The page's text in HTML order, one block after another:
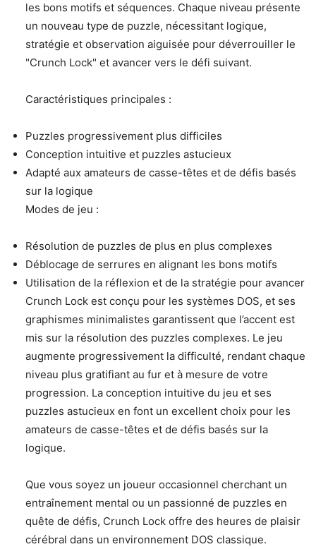
les bons motifs et séquences. Chaque niveau présente
un nouveau type de puzzle, nécessitant logique,
stratégie et observation aiguisée pour déverrouiller le
"Crunch Lock" et avancer vers le défi suivant.
Caractéristiques principales :
Puzzles progressivement plus difficiles
Conception intuitive et puzzles astucieux
Adapté aux amateurs de casse-têtes et de défis basés
sur la logique
Modes de jeu :
Résolution de puzzles de plus en plus complexes
Déblocage de serrures en alignant les bons motifs
Utilisation de la réflexion et de la stratégie pour avancer
Crunch Lock est conçu pour les systèmes DOS, et ses
graphismes minimalistes garantissent que l’accent est
mis sur la résolution des puzzles complexes. Le jeu
augmente progressivement la difficulté, rendant chaque
niveau plus gratifiant au fur et à mesure de votre
progression. La conception intuitive du jeu et ses
puzzles astucieux en font un excellent choix pour les
amateurs de casse-têtes et de défis basés sur la
logique.
Que vous soyez un joueur occasionnel cherchant un
entraînement mental ou un passionné de puzzles en
quête de défis, Crunch Lock offre des heures de plaisir
cérébral dans un environnement DOS classique.